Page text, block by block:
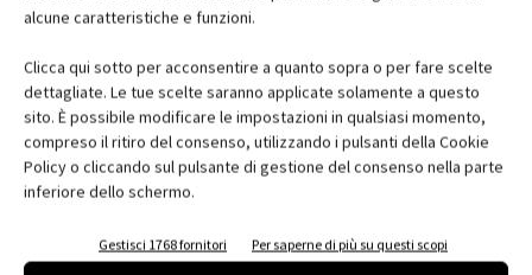
alcune caratteristiche e funzioni.
Clicca qui sotto per acconsentire a quanto sopra o per fare scelte
dettagliate. Le tue scelte saranno applicate solamente a questo
sito. È possibile modificare le impostazioni in qualsiasi momento,
compreso il ritiro del consenso, utilizzando i pulsanti della Cookie
Policy o cliccando sul pulsante di gestione del consenso nella parte
inferiore dello schermo.
Gestisci 1768 fornitori Per saperne di più su questi scopi
Edicola web
Iscriviti alla newsletter
EVENTI